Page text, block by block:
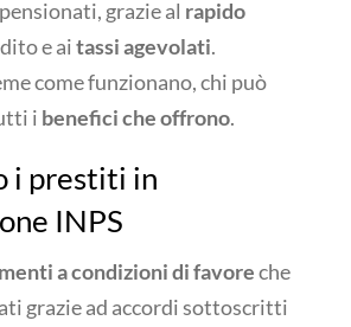
grazie al rapido
e aitassi agevolati.
come funzionano, chi può
i benefici che offrono.
i prestiti in
INPS
a condizioni di favoreche
grazie ad accordi sottoscritti